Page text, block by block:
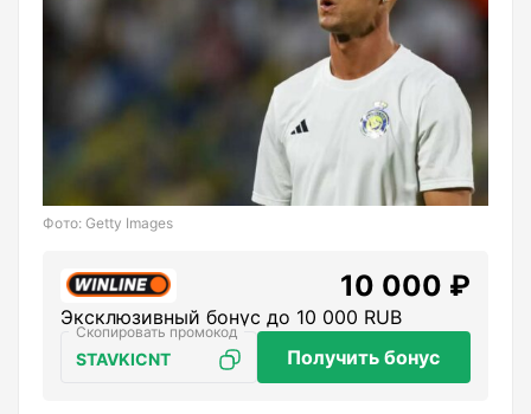
Фото: Getty Images
10 000 ₽
Эксклюзивный бонус до 10 000 RUB
STAVKICNT Получить бонус